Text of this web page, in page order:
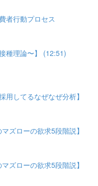
者行動プロセス
種理論〜】 (12:51)
用してるなぜなぜ分析】
ズローの欲求5段階説】
ズローの欲求5段階説】